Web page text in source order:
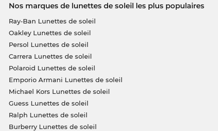
Nos marques de lunettes de soleil les plus populaires
Ray-Ban Lunettes de soleil
Oakley Lunettes de soleil
Persol Lunettes de soleil
Carrera Lunettes de soleil
Polaroid Lunettes de soleil
Emporio Armani Lunettes de soleil
Michael Kors Lunettes de soleil
Guess Lunettes de soleil
Ralph Lunettes de soleil
Burberry Lunettes de soleil